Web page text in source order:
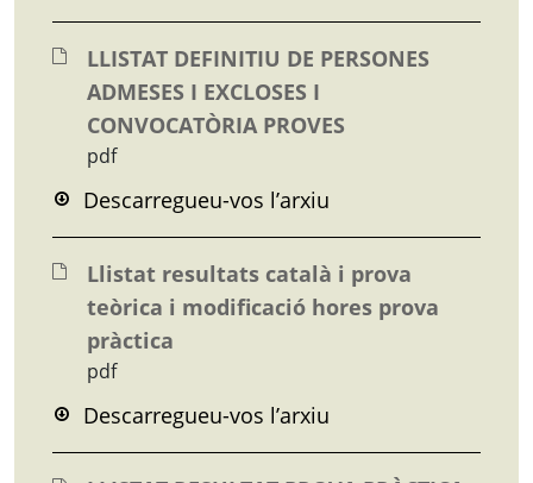
LLISTAT DEFINITIU DE PERSONES
ADMESES I EXCLOSES I
CONVOCATÒRIA PROVES
pdf
Descarregueu-vos l’arxiu
Llistat resultats català i prova
teòrica i modificació hores prova
pràctica
pdf
Descarregueu-vos l’arxiu